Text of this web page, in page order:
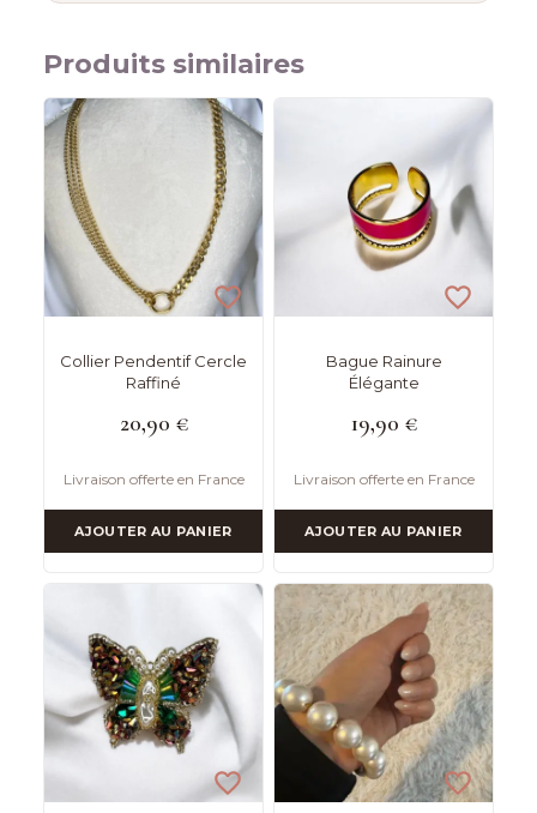
Produits similaires
Collier Pendentif Cercle
Raffiné
20,90 €
Livraison offerte en France
AJOUTER AU PANIER
Bague Rainure
Élégante
19,90 €
Livraison offerte en France
AJOUTER AU PANIER